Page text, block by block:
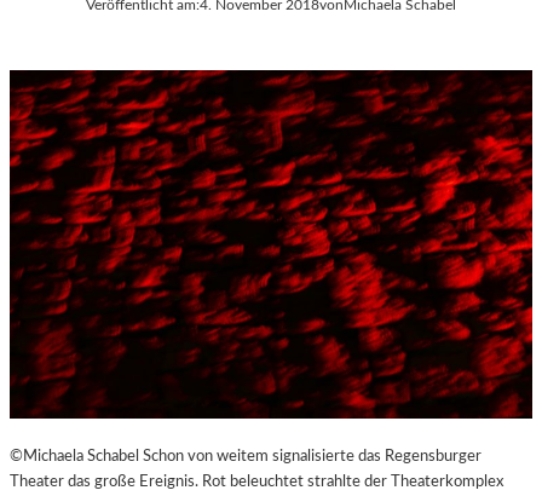
Veröffentlicht am:4. November 2018von Michaela Schabel
©Michaela Schabel Schon von weitem signalisierte das Regensburger
Theater das große Ereignis. Rot beleuchtet strahlte der Theaterkomplex